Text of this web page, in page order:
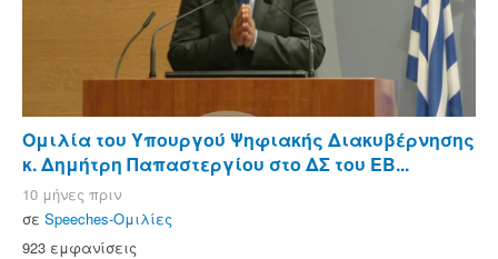
Ομιλία του Υπουργού Ψηφιακής Διακυβέρνησης
κ. Δημήτρη Παπαστεργίου στο ΔΣ του ΕΒ...
10 μήνες πριν
σε Speeches-Ομιλίες
923 εμφανίσεις